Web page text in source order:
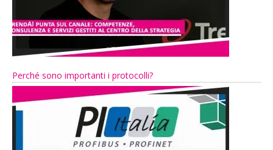
Perché sono importanti i protocolli?